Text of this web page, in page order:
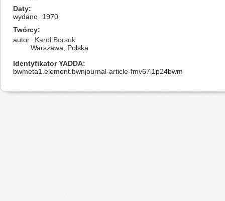
Daty
wydano
1970
Twórcy
autor
Karol Borsuk
Warszawa, Polska
Identyfikator YADDA
bwmeta1.element.bwnjournal-article-fmv67i1p24bwm